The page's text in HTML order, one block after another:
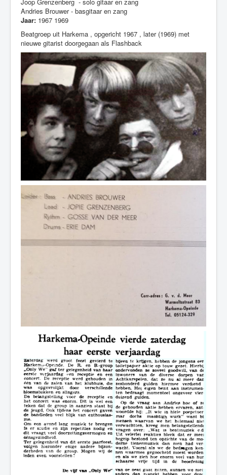
Nieuws
Andries Brouwer - basgitaar en zang
Jaar: 1967 1969
Beatgroep uit Harkema , opgericht 1967 , later (1969) met
nieuwe gitarist doorgegaan als Flashback